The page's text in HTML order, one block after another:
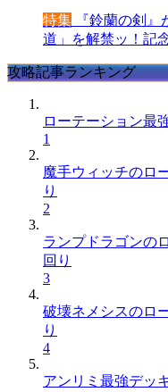
特集 『鈴蘭の剣』
道」を解禁ッ！記
攻略記事ランキング
ローテーション最
1
魔手ウィッチのロ
り
2
ランプドラゴンの
回り
3
破壊ネメシスのロ
り
4
アンリミ最強デッ